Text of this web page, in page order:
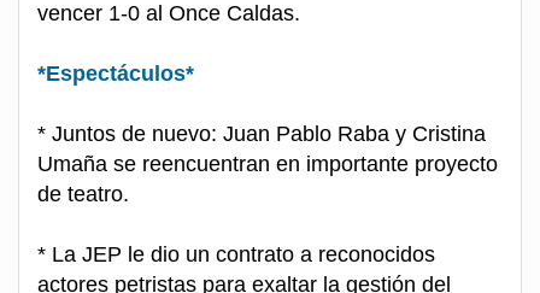
vencer 1-0 al Once Caldas.
*Espectáculos*
* Juntos de nuevo: Juan Pablo Raba y Cristina
Umaña se reencuentran en importante proyecto
de teatro.
* La JEP le dio un contrato a reconocidos
actores petristas para exaltar la gestión del